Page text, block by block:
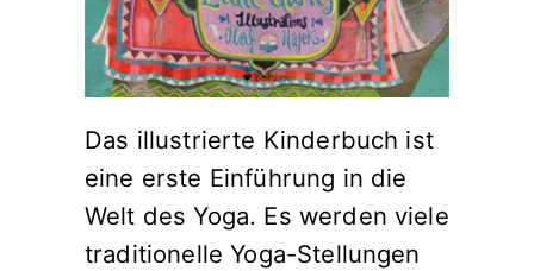
Das illustrierte Kinderbuch ist
eine erste Einführung in die
Welt des Yoga. Es werden viele
traditionelle Yoga-Stellungen